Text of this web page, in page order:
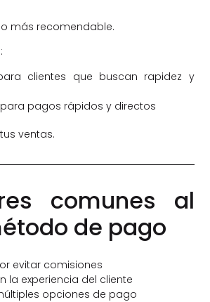
más recomendable.
clientes que buscan rapidez y
pagos rápidos y directos
ventas.
comunes al
de pago
evitar comisiones
la experiencia del cliente
opciones de pago